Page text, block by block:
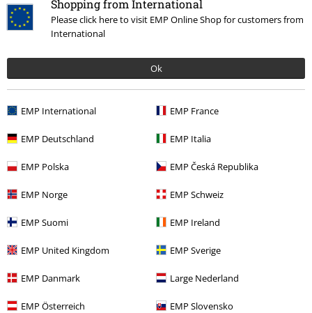
Shopping from International
Please click here to visit EMP Online Shop for customers from
International
Ok
EMP International EMP France
EMP Deutschland EMP Italia
EMP Polska EMP Česká Republika
EMP Norge EMP Schweiz
EMP Suomi EMP Ireland
EMP United Kingdom EMP Sverige
EMP Danmark Large Nederland
EMP Österreich EMP Slovensko
UVP60,00 € 41,99 €
Mehr Kategorien. Mehr Möglichkeiten.